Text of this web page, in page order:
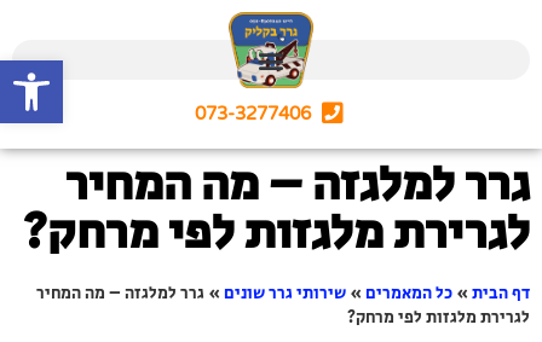
פתח
073-3277406
גרר למלגזה – מה המחיר
לגרירת מלגזות לפי מרחק?
דף הבית » כל המאמרים » שירותי גרר שונים » גרר למלגזה – מה המחיר
לגרירת מלגזות לפי מרחק?